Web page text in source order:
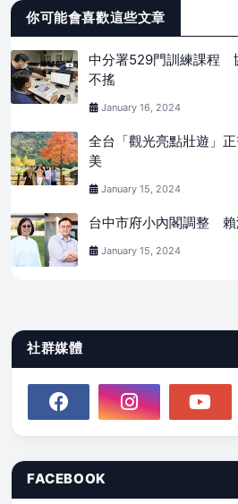
你可能會喜歡這些文章
中分署529門訓練課程
不搖
January 16, 2024
全台「觀光亮點壯遊」
美
January 15, 2024
台中市府小內閣調整 賴
January 15, 2024
社群媒體
FACEBOOK